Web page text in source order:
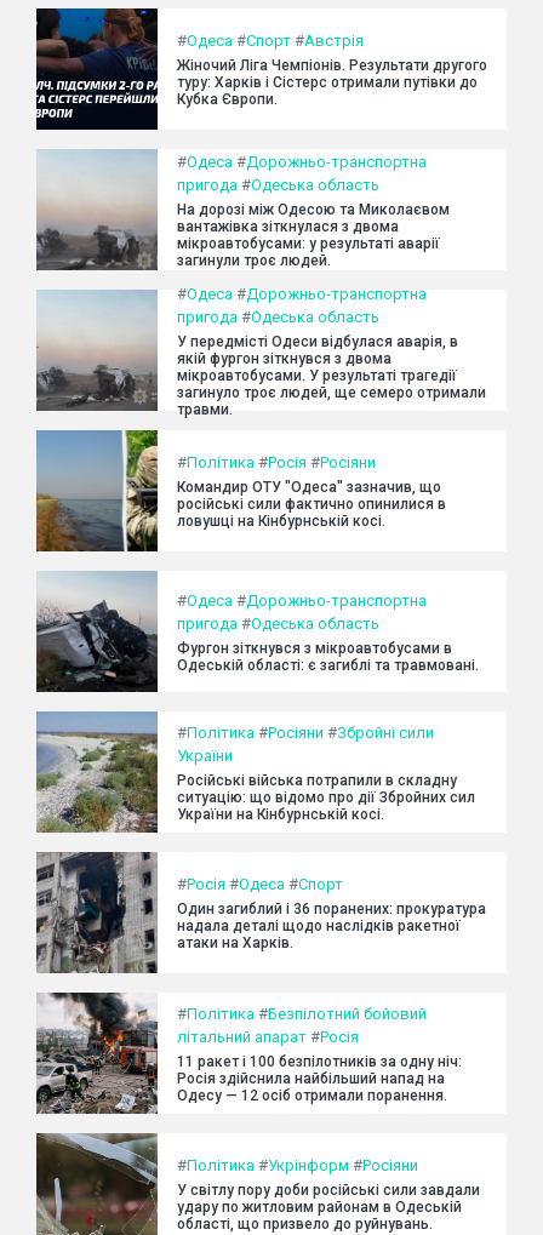
#Одеса #Спорт #Австрія
Жіночий Ліга Чемпіонів. Результати другого
туру: Харків і Сістерс отримали путівки до
Кубка Європи.
#Одеса #Дорожньо-транспортна
пригода #Одеська область
На дорозі між Одесою та Миколаєвом
вантажівка зіткнулася з двома
мікроавтобусами: у результаті аварії
загинули троє людей.
#Одеса #Дорожньо-транспортна
пригода #Одеська область
У передмісті Одеси відбулася аварія, в
якій фургон зіткнувся з двома
мікроавтобусами. У результаті трагедії
загинуло троє людей, ще семеро отримали
травми.
#Політика #Росія #Росіяни
Командир ОТУ "Одеса" зазначив, що
російські сили фактично опинилися в
ловушці на Кінбурнській косі.
#Одеса #Дорожньо-транспортна
пригода #Одеська область
Фургон зіткнувся з мікроавтобусами в
Одеській області: є загиблі та травмовані.
#Політика #Росіяни #Збройні сили
України
Російські війська потрапили в складну
ситуацію: що відомо про дії Збройних сил
України на Кінбурнській косі.
#Росія #Одеса #Спорт
Один загиблий і 36 поранених: прокуратура
надала деталі щодо наслідків ракетної
атаки на Харків.
#Політика #Безпілотний бойовий
літальний апарат #Росія
11 ракет і 100 безпілотників за одну ніч:
Росія здійснила найбільший напад на
Одесу — 12 осіб отримали поранення.
#Політика #Укрінформ #Росіяни
У світлу пору доби російські сили завдали
удару по житловим районам в Одеській
області, що призвело до руйнувань.